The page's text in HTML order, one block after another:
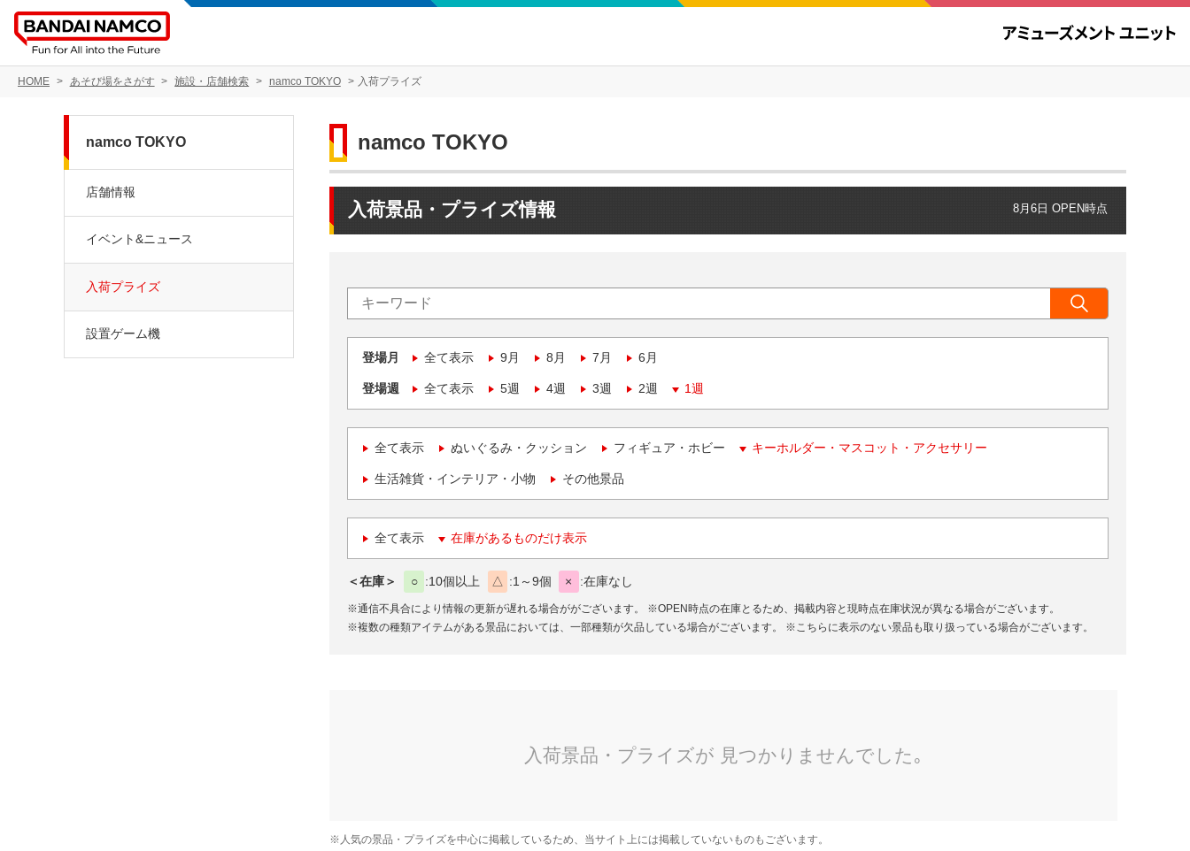
HOME あそび場をさがす 施設・店舗検索 namco TOKYO 入荷プライズ
namco TOKYO
入荷景品・プライズ情報 8月6日 OPEN時点
登場月 全て表示 9月 8月 7月 6月
登場週 全て表示 5週 4週 3週 2週 1週
全て表示 ぬいぐるみ・クッション フィギュア・ホビー キーホルダー・マスコット・アクセサリー
生活雑貨・インテリア・小物 その他景品
全て表示 在庫があるものだけ表示
＜在庫＞ ○ 10個以上 △ 1～9個 × 在庫なし
※通信不具合により情報の更新が遅れる場合ががございます。
※OPEN時点の在庫とるため、掲載内容と現時点在庫状況が異なる場合がございます。
※複数の種類アイテムがある景品においては、一部種類が欠品している場合がございます。
※こちらに表示のない景品も取り扱っている場合がございます。
namco TOKYO
店舗情報
イベント&ニュース
入荷プライズ
設置ゲーム機